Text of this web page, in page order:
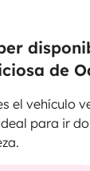
de
el vehículo
para ir